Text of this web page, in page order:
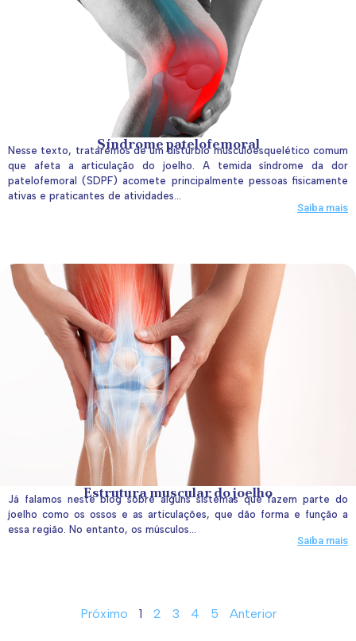
Síndrome patelofemoral
Nesse texto, trataremos de um distúrbio musculoesquelético comum
que afeta a articulação do joelho. A temida síndrome da dor
patelofemoral (SDPF) acomete principalmente pessoas fisicamente
ativas e praticantes de atividades...
Saiba mais
Estrutura muscular do joelho
Já falamos neste blog sobre alguns sistemas que fazem parte do
joelho como os ossos e as articulações, que dão forma e função a
essa região. No entanto, os músculos...
Saiba mais
Próximo 1 2 3 4 5 Anterior